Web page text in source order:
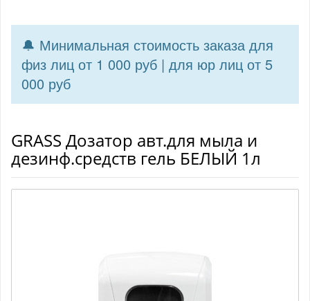
🔔 Минимальная стоимость заказа для
физ лиц от 1 000 руб | для юр лиц от 5
000 руб
GRASS Дозатор авт.для мыла и
дезинф.средств гель БЕЛЫЙ 1л